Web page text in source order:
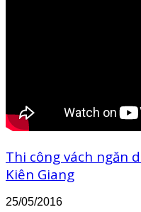
Thi công vách ngăn
Kiên Giang
25/05/2016